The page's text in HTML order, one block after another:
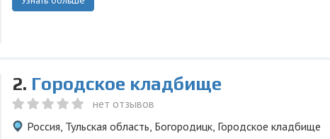
2. Городское кладбище
нет отзывов
Россия, Тульская область, Богородицк, Городское кладбище